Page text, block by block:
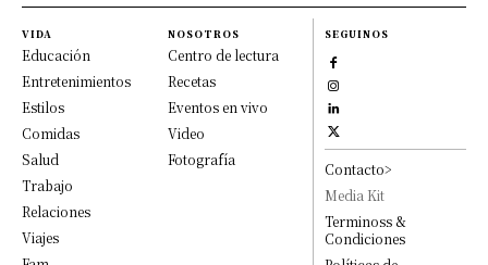
VIDA
Educación
Entretenimientos
Estilos
Comidas
Salud
Trabajo
Relaciones
Viajes
NOSOTROS
Centro de lectura
Recetas
Eventos en vivo
Video
Fotografía
SEGUINOS
Contacto>
Media Kit
Terminoss &
Condiciones